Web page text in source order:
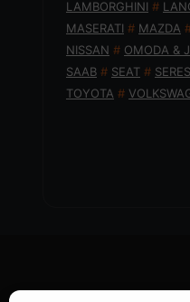
LAMBORGHINI #
MASERATI # MAZDA
NISSAN # OMODA &
SAAB # SEAT # SERES
TOYOTA #